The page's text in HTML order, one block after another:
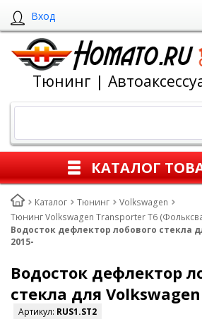
Вход
Тюнинг |
КАТАЛОГ
Каталог Тюнинг
Volkswagen
Тюнинг Volkswagen Transporter T6
Водосток дефлектор лобового стекла
2015-
Водосток дефлектор
стекла для
Артикул: RUS1.ST2